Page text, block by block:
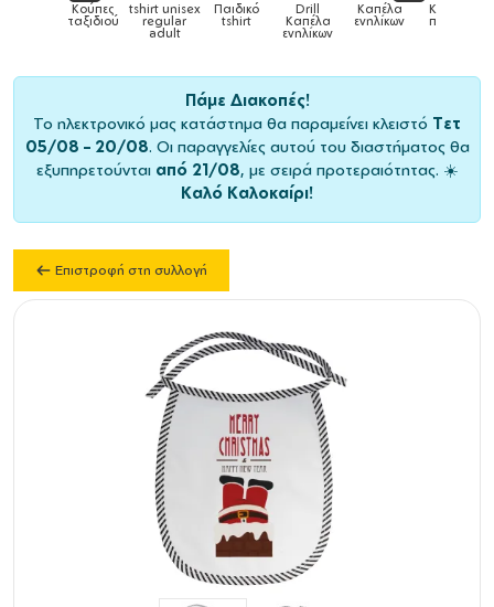
tshirt unisex
regular
Παιδικό
tshirt
Drill
Καπέλα
ενηλίκων
Καπέλα
ενηλίκων
Καπέλα
παιδικά Κούπες
Πάμε Διακοπές!
Το ηλεκτρονικό μας κατάστημα θα παραμείνει κλειστό Τετ
05/08 – 20/08. Οι παραγγελίες αυτού του διαστήματος θα
εξυπηρετούνται από 21/08, με σειρά προτεραιότητας. ☀️
Καλό Καλοκαίρι!
Επιστροφή στη συλλογή